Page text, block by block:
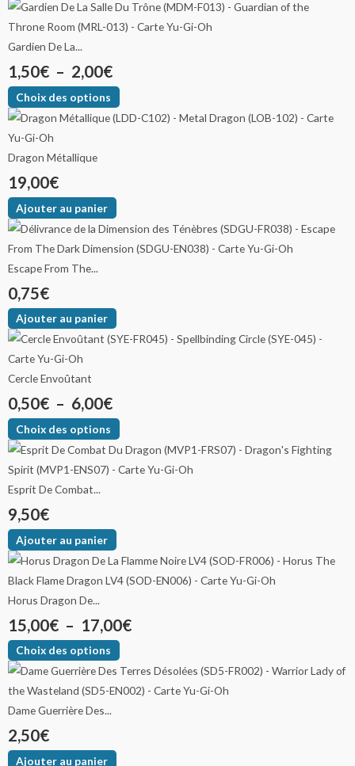
Gardien De La...
1,50€ – 2,00€
Choix des options
Dragon Métallique
19,00€
Ajouter au panier
Escape From The...
0,75€
Ajouter au panier
Cercle Envoûtant
0,50€ – 6,00€
Choix des options
Esprit De Combat...
9,50€
Ajouter au panier
Horus Dragon De...
15,00€ – 17,00€
Choix des options
Dame Guerrière Des...
2,50€
Ajouter au panier